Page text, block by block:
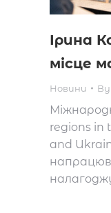
Ірина
місце
Новини By
regions in
and